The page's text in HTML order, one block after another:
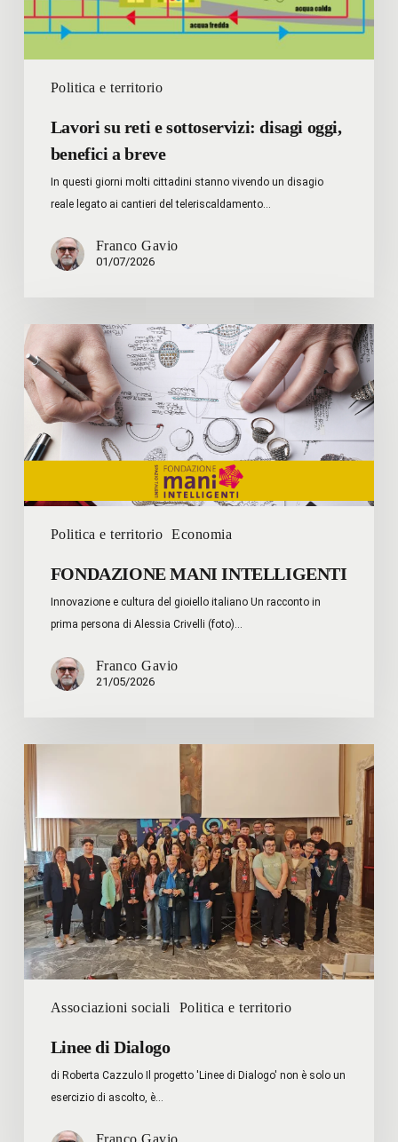
Politica e territorio
breve
Lavori su reti e sottoservizi: disagi oggi,
benefici a breve
In questi giorni molti cittadini stanno vivendo un disagio
reale legato ai cantieri del teleriscaldamento…
Franco Gavio
01/07/2026
Politica e territorio Economia
FONDAZIONE
MANI
INTELLIGENTI
FONDAZIONE MANI INTELLIGENTI
Innovazione e cultura del gioiello italiano Un racconto in
prima persona di Alessia Crivelli (foto)…
Franco Gavio
21/05/2026
Associazioni sociali Politica e territorio
Dialogo
Linee di Dialogo
di Roberta Cazzulo Il progetto 'Linee di Dialogo' non è solo un
esercizio di ascolto, è…
Franco Gavio